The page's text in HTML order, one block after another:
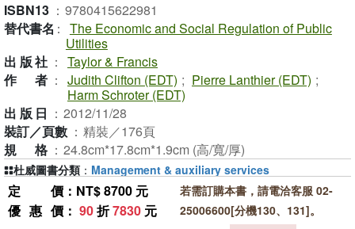
ISBN13 ： 9780415622981
替代書名： The Economic and Social Regulation of Public
Utilities
出版社 ： Taylor & Francis
作者 ： Judith Clifton (EDT) ; Pierre Lanthier (EDT) ;
Harm Schroter (EDT)
出版日 ： 2012/11/28
裝訂／頁數 ： 精裝／176頁
規格 ： 24.8cm*17.8cm*1.9cm (高/寬/厚)
定價 ：NT$ 8700 元
優惠價 ： 90折7830 元
若需訂購本書，請電洽客服 02-
25006600[分機130、131]。
杜威圖書分類 ： Management & auxiliary services